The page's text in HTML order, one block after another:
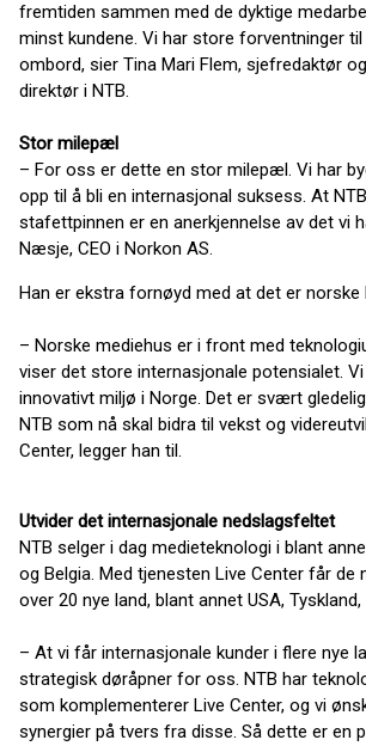
fremtiden sammen med de dyktige
minst kundene. Vi har store forventninger til
ombord, sier Tina Mari Flem, sjefredaktør
direktør i NTB.
Stor milepæl
– For oss er dette en stor milepæl. Vi har
opp til å bli en internasjonal suksess. At
stafettpinnen er en anerkjennelse av det vi
Næsje, CEO i Norkon AS.
Han er ekstra fornøyd med at det er norske
– Norske mediehus er i front med
viser det store internasjonale potensialet.
innovativt miljø i Norge. Det er svært
NTB som nå skal bidra til vekst og
Center, legger han til.
Utvider det internasjonale nedslagsfeltet
NTB selger i dag medieteknologi i blant
og Belgia. Med tjenesten Live Center får de
over 20 nye land, blant annet USA,
– At vi får internasjonale kunder i flere nye
strategisk døråpner for oss. NTB har
som komplementerer Live Center, og vi
synergier på tvers fra disse. Så dette er en